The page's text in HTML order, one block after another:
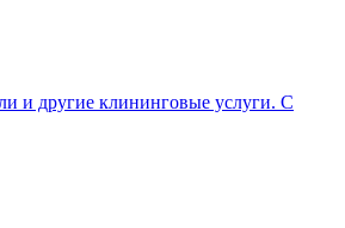
и другие клининговые услуги. С